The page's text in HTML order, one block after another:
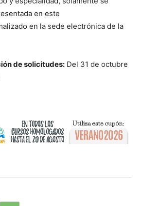
en este
en la sede electrónica de la
de solicitudes: Del 31 de octubre